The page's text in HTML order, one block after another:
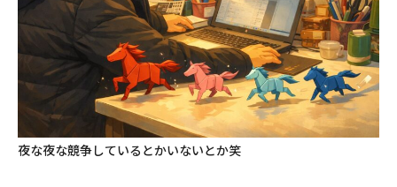
夜な夜な競争しているとかいないとか笑